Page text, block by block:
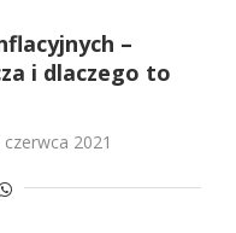
–
i dlaczego to
czerwca 2021